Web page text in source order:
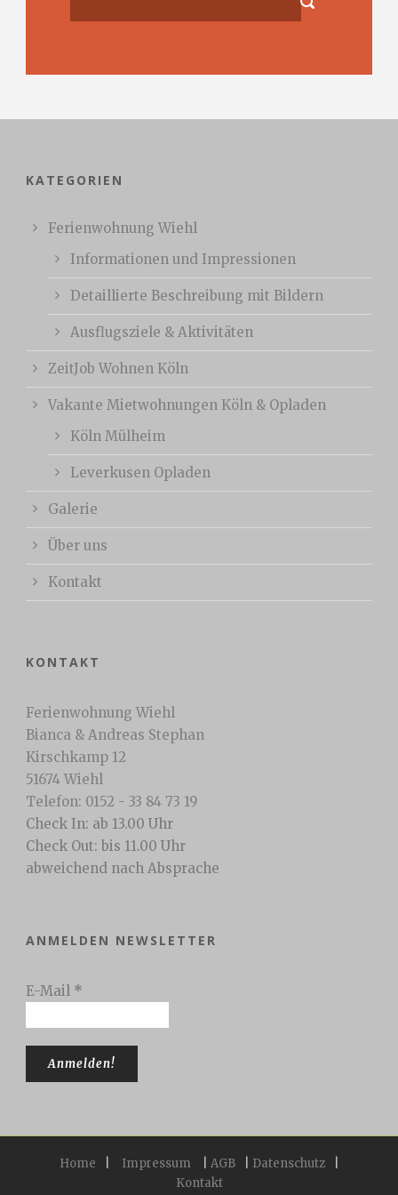
KATEGORIEN
Ferienwohnung Wiehl
Informationen und Impressionen
Detaillierte Beschreibung mit Bildern
Ausflugsziele & Aktivitäten
ZeitJob Wohnen Köln
Vakante Mietwohnungen Köln & Opladen
Köln Mülheim
Leverkusen Opladen
Galerie
Über uns
Kontakt
KONTAKT
Ferienwohnung Wiehl
Bianca & Andreas Stephan
Kirschkamp 12
51674 Wiehl
Telefon: 0152 - 33 84 73 19
Check In: ab 13.00 Uhr
Check Out: bis 11.00 Uhr
abweichend nach Absprache
ANMELDEN NEWSLETTER
E-Mail *
Home Impressum AGB Datenschutz
Kontakt